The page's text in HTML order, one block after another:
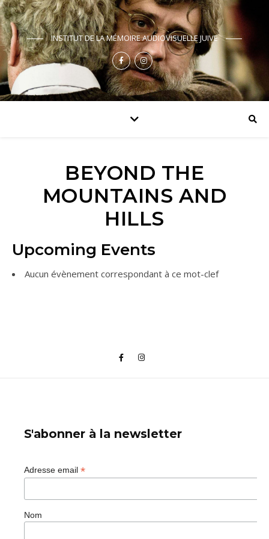
INSTITUT DE LA MÉMOIRE AUDIOVISUELLE JUIVE
BEYOND THE
MOUNTAINS AND
HILLS
Upcoming Events
Aucun évènement correspondant à ce mot-clef
S'abonner à la newsletter
Adresse email *
Nom